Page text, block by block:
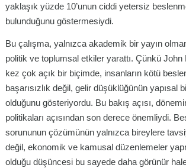
yaklaşık yüzde 10’unun ciddi yetersiz
bulunduğunu göstermesiydi.
Bu çalışma, yalnızca akademik bir yayın
politik ve toplumsal etkiler yarattı. Çünkü John
kez çok açık bir biçimde, insanların kötü
başarısızlık değil, gelir düşüklüğünün yapısal
olduğunu gösteriyordu. Bu bakış açısı,
politikaları açısından son derece önemliydi.
sorununun çözümünün yalnızca bireylere
değil, ekonomik ve kamusal düzenlemeler
olduğu düşüncesi bu sayede daha görünür